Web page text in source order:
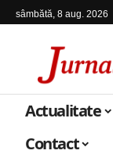
sâmbătă, 8 aug. 2026
Actualitate
Contact